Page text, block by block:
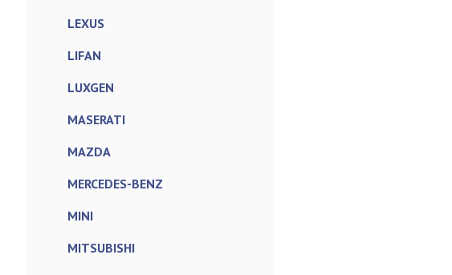
LEXUS
LIFAN
LUXGEN
MASERATI
MAZDA
MERCEDES-BENZ
MINI
MITSUBISHI